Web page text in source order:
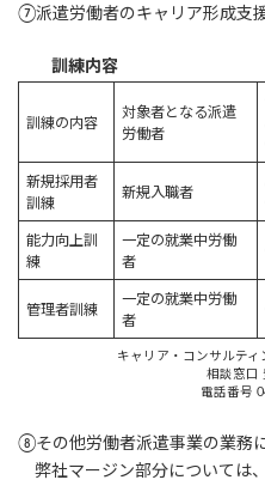
⑦派遣労働者のキャリア形成支
訓練内容
訓練の内容
対象者となる派遣
労働者
新規採用者
訓練
新規入職者
能力向上訓
練
一定の就業中労働
者
管理者訓練
一定の就業中労働
者
キャリア・コンサルテ
相談窓
電話番号
⑧その他労働者派遣事業の業務
弊社マージン部分については